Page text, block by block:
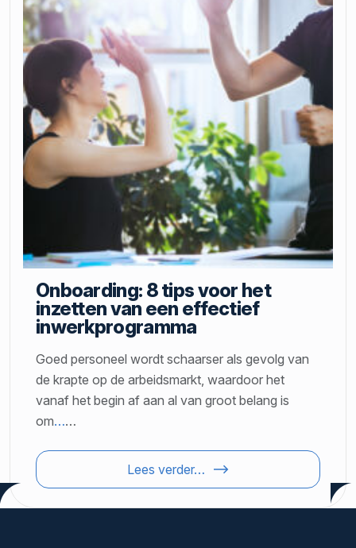
Onboarding: 8 tips voor het
inzetten van een effectief
inwerkprogramma
Goed personeel wordt schaarser als gevolg van
de krapte op de arbeidsmarkt, waardoor het
vanaf het begin af aan al van groot belang is
om……
Lees verder…